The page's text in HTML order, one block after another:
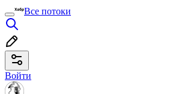
Все потоки
Войти